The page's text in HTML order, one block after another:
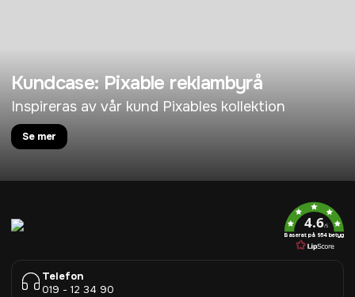
Kundcase: Pixable reklambyrå
Inspireras av vår kund Pixables kollektion
Se mer
4.6/5
Baserat på 954 betyg
Telefon
019 - 12 34 90